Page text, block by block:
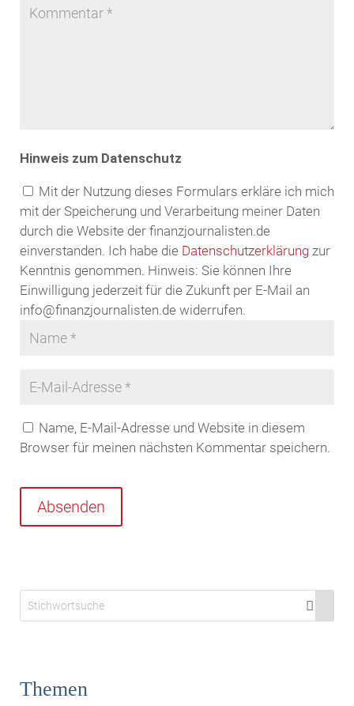
Hinweis zum Datenschutz
Mit der Nutzung dieses Formulars erkläre ich mich
mit der Speicherung und Verarbeitung meiner Daten
durch die Website der finanzjournalisten.de
einverstanden. Ich habe die Datenschutzerklärungzur
Kenntnis genommen. Hinweis: Sie können Ihre
Einwilligung jederzeit für die Zukunft per E-Mail an
info@finanzjournalisten.de widerrufen.
Name, E-Mail-Adresse und Website in diesem
Browser für meinen nächsten Kommentar speichern.
Absenden
Themen